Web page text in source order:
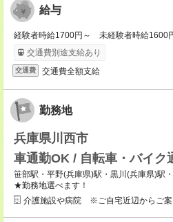
給与
経験者時給1700円～ 未経験者時給1600
交通費別途支給あり
交通費 交通費全額支給
勤務地
兵庫県川西市
車通勤OK / 自転車・バイク
笹部駅・平野(兵庫県)駅・黒川(兵庫県)駅
★勤務地選べます！
介護施設や病院 ※ご自宅近辺からご案